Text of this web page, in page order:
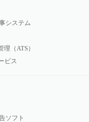
システム
理（ATS）
ビス
ソフト